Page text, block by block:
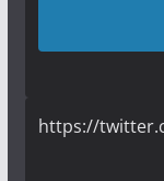
https://